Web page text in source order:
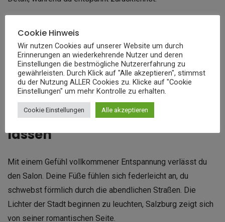
sie ist Balsam für Körper und Seele. Mit frisch lackierten
Nägeln und samtweichen Füßen fühlst du dich wie
neugeboren. Der perfekte Abschluss für deinen Self-Care-
Tag in der Mozartstadt.
Den Abend stilvoll ausklingen
lassen
Mit einem Gefühl vollkommener Entspannung verlässt du
den Salon. Deine Füße fühlen sich federleicht an, du
schwebst förmlich durch die abendlichen Straßen. Die
Lichter der Stadt beginnen zu leuchten, Salzburg zeigt sich
von seiner romantischen Seite.
Cookie Hinweis
Wir nutzen Cookies auf unserer Website um durch
Erinnerungen an wiederkehrende Nutzer und deren
Einstellungen die bestmögliche Nutzererfahrung zu
gewährleisten. Durch Klick auf "Alle akzeptieren", stimmst
du der Nutzung ALLER Cookies zu. Klicke auf "Cookie
Einstellungen" um mehr Kontrolle zu erhalten.
Cookie Einstellungen Alle akzeptieren